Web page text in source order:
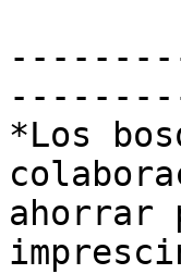
*Los
ahorrar